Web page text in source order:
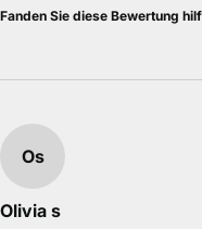
Fanden Sie diese Bewertung
Os
Olivia s